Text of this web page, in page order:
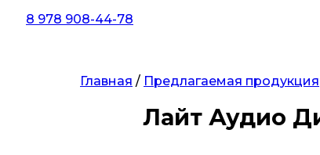
8 978 908-44-78
Главная / Предлагаемая продукция
Лайт Аудио